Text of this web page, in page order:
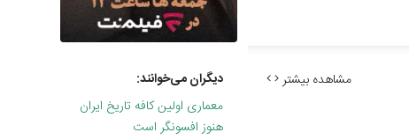
مشاهده بیشتر
دیگران می‌خوانند:
معماری اولین کافه تاریخ ایران
هنوز افسونگر است